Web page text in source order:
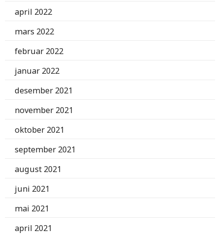
april 2022
mars 2022
februar 2022
januar 2022
desember 2021
november 2021
oktober 2021
september 2021
august 2021
juni 2021
mai 2021
april 2021